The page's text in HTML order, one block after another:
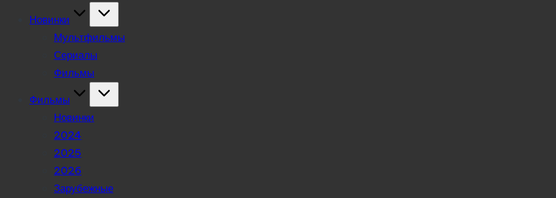
Новинки
Мультфильмы
Сериалы
Фильмы
Фильмы
Новинки
2024
2025
2026
Зарубежные